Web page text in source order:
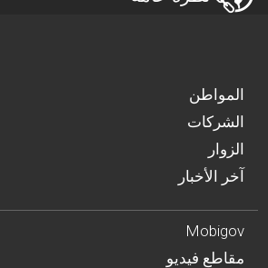
المواطن
الشركات
الزوار
آخر الأخبار
Mobigov
مقاطع فيديو